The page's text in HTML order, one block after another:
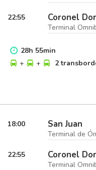
22:55 Coronel
Terminal
28h 55min
+
+ 2
18:00 San Juan
Terminal de
22:55 Coronel
Terminal